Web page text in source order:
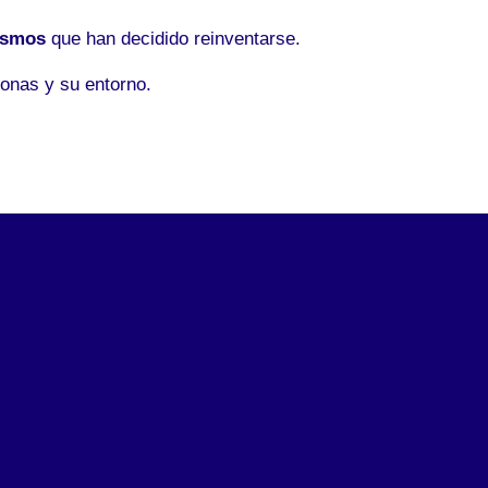
que han decidido reinventarse.
y su entorno.